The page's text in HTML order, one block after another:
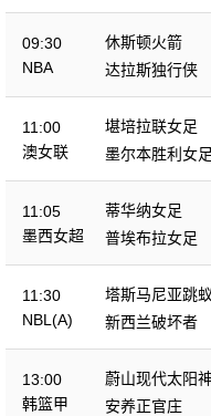
09:30
NBA
休斯顿火箭
达拉斯独行侠
11:00
澳女联
堪培拉联女足
墨尔本胜利女足
11:05
墨西女超
蒂华纳女足
普埃布拉女足
11:30
NBL(A)
塔斯马尼亚跳蚁
新西兰破坏者
13:00
韩篮甲
蔚山现代太阳神
安养正官庄